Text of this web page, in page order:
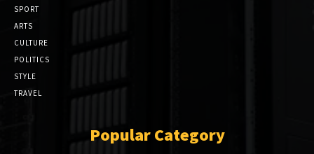
SPORT
ARTS
CULTURE
POLITICS
STYLE
TRAVEL
Popular Category